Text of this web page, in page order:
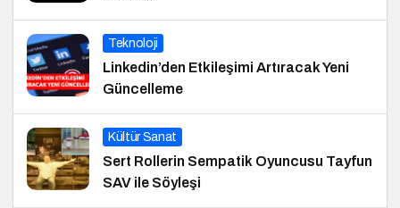
Teknoloji
Linkedin’den Etkileşimi Artıracak Yeni
Güncelleme
Kültür Sanat
Sert Rollerin Sempatik Oyuncusu Tayfun
SAV ile Söyleşi